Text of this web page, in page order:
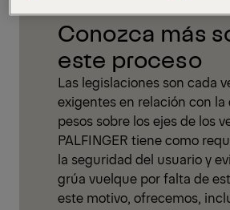
Conozca más
este proceso
Las legislaciones son cada
exigentes en relación con
pesos sobre los ejes de los
PALFINGER tiene como
la seguridad del usuario y
grúa vuelque por falta de
este motivo, ofrecemos,